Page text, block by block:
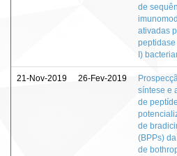
de
ativadas
peptidase
I)
21-Nov-2019 26-Fev-2019
síntese e
de
de
(BPPs)
de